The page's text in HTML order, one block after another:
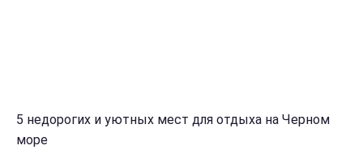
5 недорогих и уютных мест для отдыха на Черном
море